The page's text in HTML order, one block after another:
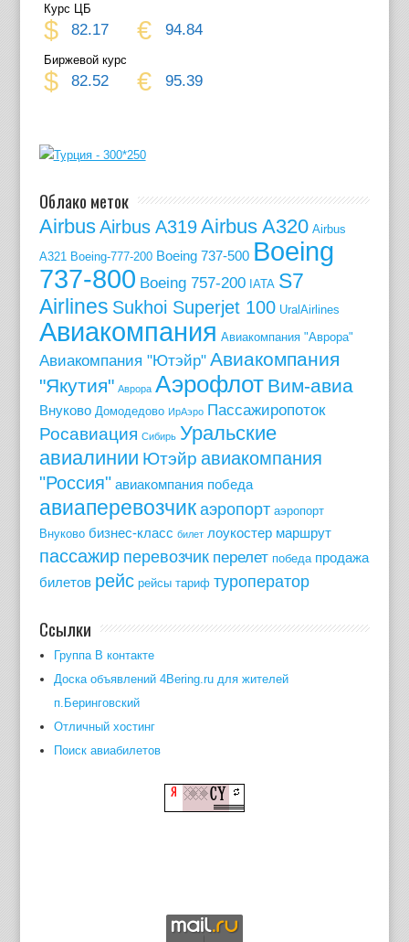
Курс ЦБ
$ 82.17 € 94.84
Биржевой курс
$ 82.52 € 95.39
Облако меток
Airbus Airbus A319 Airbus A320 Airbus
A321 Boeing-777-200 Boeing 737-500 Boeing
737-800 Boeing 757-200 IATA S7
Airlines Sukhoi Superjet 100 UralAirlines
Авиакомпания Авиакомпания "Аврора"
Авиакомпания "Ютэйр" Авиакомпания
"Якутия" Аврора Аэрофлот Вим-авиа
Внуково Домодедово ИрАэро Пассажиропоток
Росавиация Сибирь Уральские
авиалинии Ютэйр авиакомпания
"Россия" авиакомпания победа
авиаперевозчик аэропорт аэропорт
Внуково бизнес-класс билет лоукостер маршрут
пассажир перевозчик перелет победа продажа
билетов рейс рейсы тариф туроператор
Ссылки
Группа В контакте
Доска объявлений 4Bering.ru для жителей
п.Беринговский
Отличный хостинг
Поиск авиабилетов